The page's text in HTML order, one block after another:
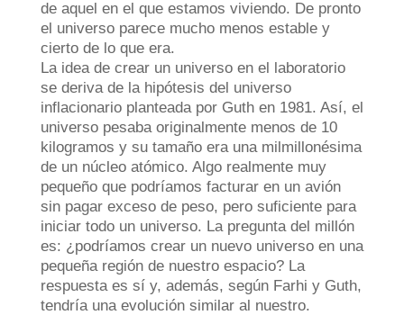
de aquel en el que estamos viviendo. De pronto
el universo parece mucho menos estable y
cierto de lo que era.
La idea de crear un universo en el laboratorio
se deriva de la hipótesis del universo
inflacionario planteada por Guth en 1981. Así, el
universo pesaba originalmente menos de 10
kilogramos y su tamaño era una milmillonésima
de un núcleo atómico. Algo realmente muy
pequeño que podríamos facturar en un avión
sin pagar exceso de peso, pero suficiente para
iniciar todo un universo. La pregunta del millón
es: ¿podríamos crear un nuevo universo en una
pequeña región de nuestro espacio? La
respuesta es sí y, además, según Farhi y Guth,
tendría una evolución similar al nuestro.